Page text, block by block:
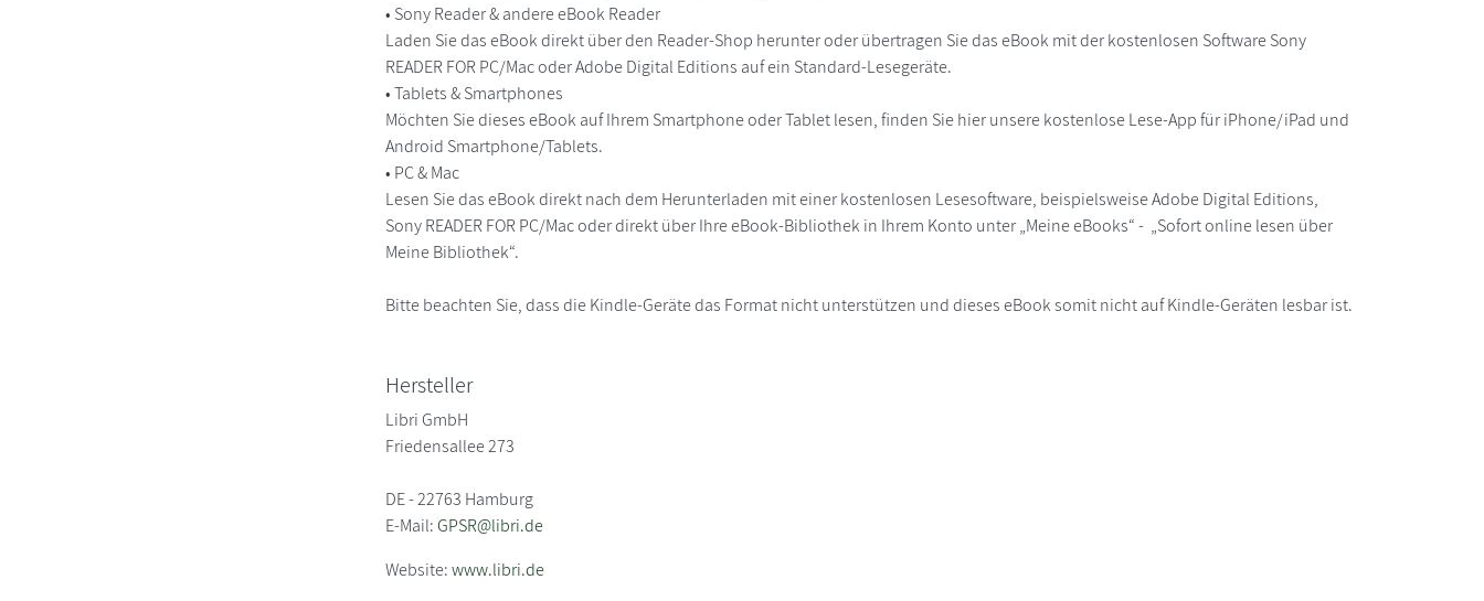
• Sony Reader & andere eBook Reader
Laden Sie das eBook direkt über den Reader-Shop herunter oder übertragen Sie das eBook mit der kostenlosen Software Sony
READER FOR PC/Mac oder Adobe Digital Editions auf ein Standard-Lesegeräte.
• Tablets & Smartphones
Möchten Sie dieses eBook auf Ihrem Smartphone oder Tablet lesen, finden Sie hier unsere kostenlose Lese-App für iPhone/iPad und
Android Smartphone/Tablets.
• PC & Mac
Lesen Sie das eBook direkt nach dem Herunterladen mit einer kostenlosen Lesesoftware, beispielsweise Adobe Digital Editions,
Sony READER FOR PC/Mac oder direkt über Ihre eBook-Bibliothek in Ihrem Konto unter „Meine eBooks“ - „Sofort online lesen über
Meine Bibliothek“.
Bitte beachten Sie, dass die Kindle-Geräte das Format nicht unterstützen und dieses eBook somit nicht auf Kindle-Geräten lesbar ist.
Hersteller
Libri GmbH
Friedensallee 273
DE - 22763 Hamburg
E-Mail:GPSR@libri.de
Website:www.libri.de